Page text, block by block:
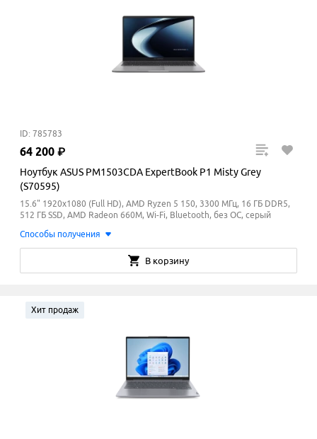
ID: 785783
64 200 ₽
Ноутбук ASUS PM1503CDA ExpertBook P1 Misty Grey
(S70595)
15.6" 1920x1080 (Full HD), AMD Ryzen 5 150, 3300 МГц, 16 ГБ DDR5,
512 ГБ SSD, AMD Radeon 660M, Wi-Fi, Bluetooth, без ОС, серый
Способы получения
В корзину
Хит продаж